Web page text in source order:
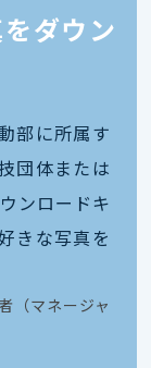
ダウン
部に所属す
団体または
ンロードキ
きな写真を
（マネージャ